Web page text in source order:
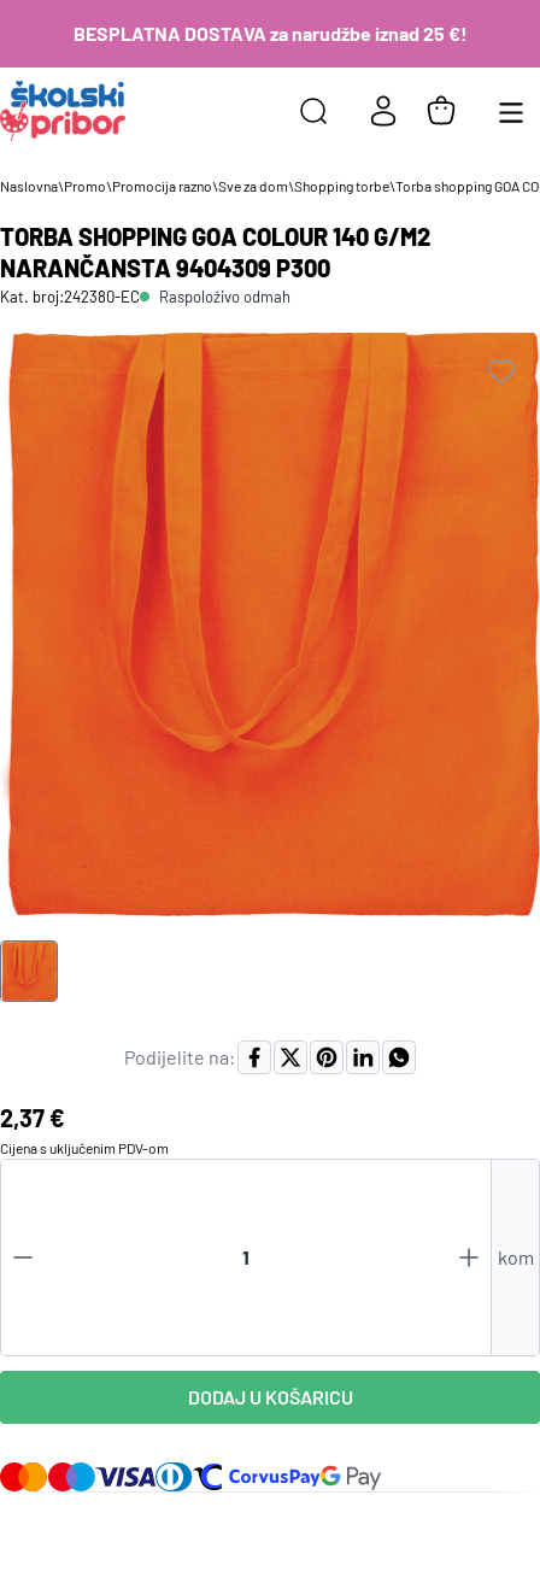
BESPLATNA DOSTAVA za narudžbe iznad 25 €!
Podijelite na:
Naslovna\Promo\Promocija razno\Sve za dom\Shopping torbe\Torba shopping GOA
TORBA SHOPPING GOA COLOUR 140 G/M2
NARANČANSTA 9404309 P300
Kat. broj:242380-EC Raspoloživo odmah
Cijena:
2,37 €
Cijena s uključenim PDV-om
kom
DODAJ U KOŠARICU